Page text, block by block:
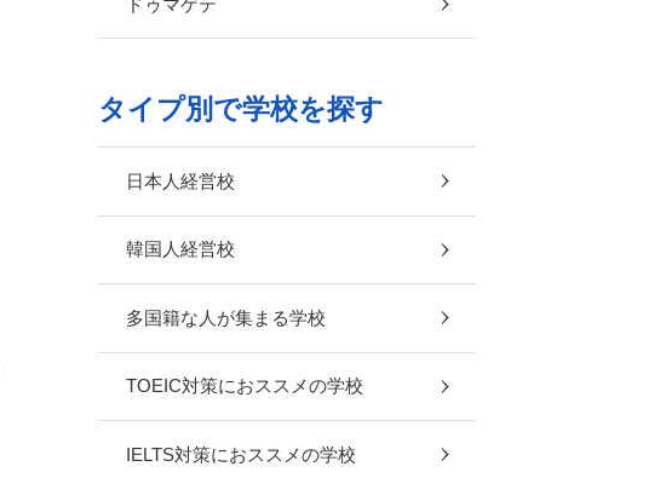
タイプ別で学校を探す
日本人経営校
韓国人経営校
多国籍な人が集まる学校
TOEIC対策におススメの学校
IELTS対策におススメの学校